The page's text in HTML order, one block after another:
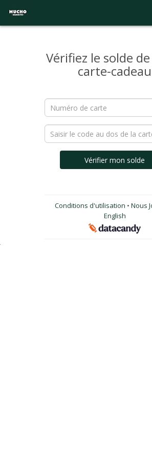
Vérifiez le solde
carte-cadeau
Vérifier mon solde
Conditions d'utilisation • Nous
English